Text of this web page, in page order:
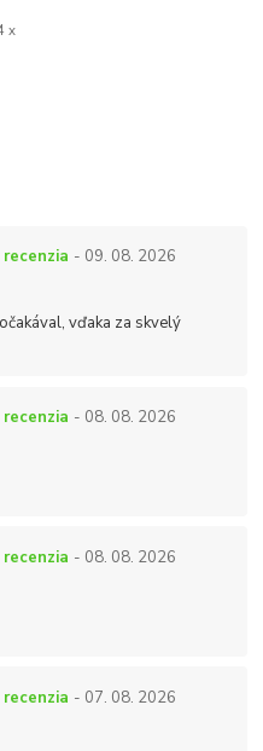
x
- 09. 08. 2026
vďaka za skvelý
- 08. 08. 2026
- 08. 08. 2026
- 07. 08. 2026